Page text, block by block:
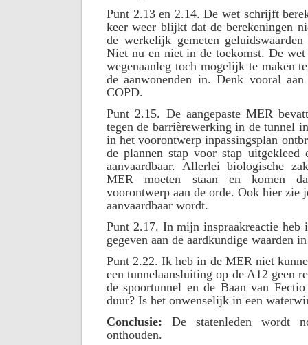
Punt 2.13 en 2.14. De wet schrijft
keer weer blijkt dat de berekeningen
de werkelijk gemeten
Niet nu en niet in de toekomst. De
wegenaanleg toch mogelijk te maken
de aanwonenden in. Denk vooral
COPD.
Punt 2.15. De aangepaste MER
tegen de barrièrewerking in de tunnel
in het voorontwerp inpassingsplan
de plannen stap voor stap uitgekleed
aanvaardbaar. Allerlei biologische
MER moeten staan en komen
voorontwerp aan de orde. Ook hier zie
aanvaardbaar wordt.
Punt 2.17. In mijn inspraakreactie heb
gegeven aan de aardkundige waarden
Punt 2.22. Ik heb in de MER niet
een tunnelaansluiting op de A12 geen
de spoortunnel en de Baan van
duur? Is het onwenselijk in een
Conclusie: De statenleden wordt
onthouden.